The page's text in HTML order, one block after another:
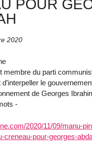
POUR
2020
membre du parti
le
de Georges
-
2020/11/09/manu-
creneau-pour-georges-